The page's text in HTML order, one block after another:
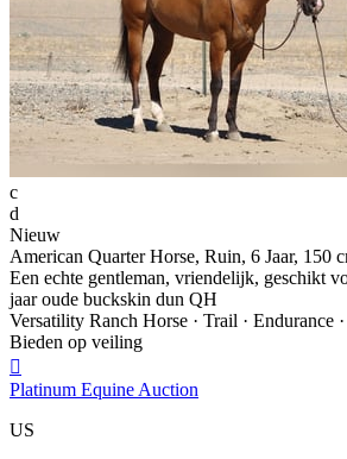
c
d
Nieuw
American Quarter Horse, Ruin, 6 Jaar, 150
Een echte gentleman, vriendelijk, geschikt
jaar oude buckskin dun QH
Versatility Ranch Horse · Trail · Endurance
Bieden op veiling

Platinum Equine Auction
US